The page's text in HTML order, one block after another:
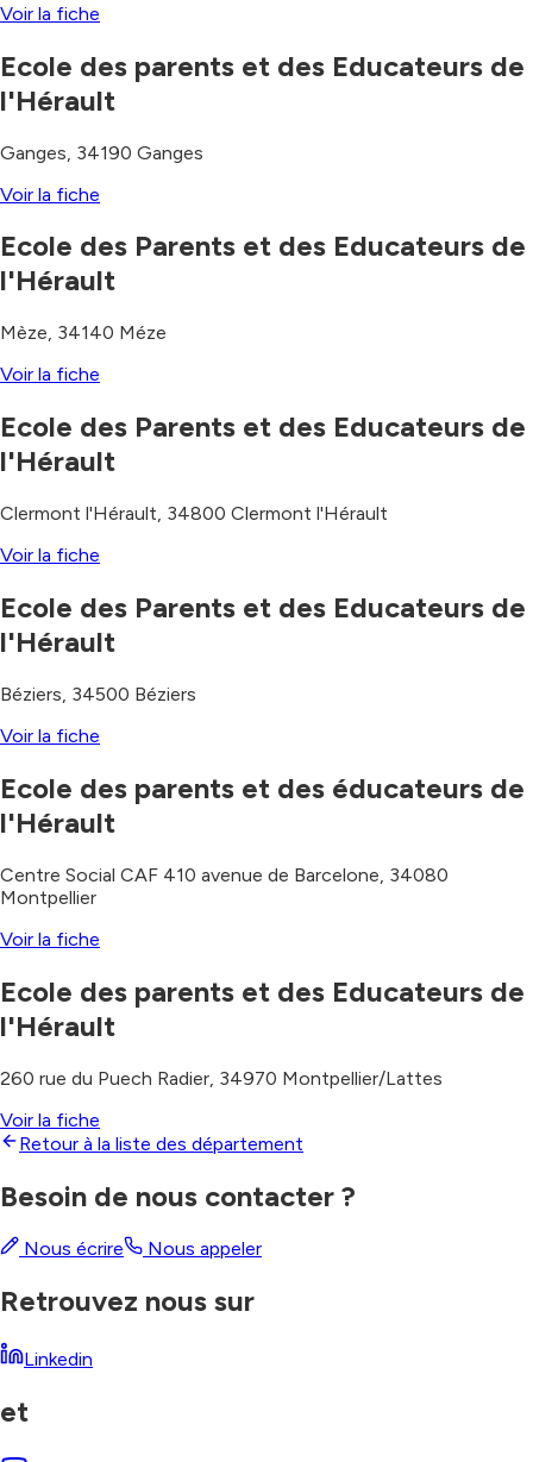
Voir la fiche
Ecole des parents et des Educateurs de
l'Hérault
Ganges 34190 Ganges
Voir la fiche
Ecole des Parents et des Educateurs de
l'Hérault
Mèze, 34140 Méze
Voir la fiche
Ecole des Parents et des Educateurs de
l'Hérault
Clermont l'Hérault, 34800 Clermont l'Hérault
Voir la fiche
Ecole des Parents et des Educateurs de
l'Hérault
Béziers, 34500 Béziers
Voir la fiche
Ecole des parents et des éducateurs de
l'Hérault
Centre Social CAF 410 avenue de Barcelone 34080
Montpellier
Voir la fiche
Ecole des parents et des Educateurs de
l'Hérault
260 rue du Puech Radier 34970 Montpellier/Lattes
Voir la fiche
Retour à la liste des département
Besoin de nous contacter ?
Nous écrire Nous appeler
Retrouvez nous sur
Linkedin
et